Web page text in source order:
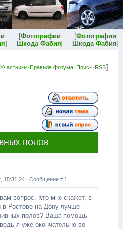
]
[Фотографии
Шкода Фабия]
[Фотографии
Шкода Фабия]
Участники·Правила форума·Поиск·RSS]
ПОЛОВ
15:31:24 | Сообщение # 1
вопрос. Кто мне скажет, в
в Ростове-на-Дону лучше
полов? Ваша помощь
я уже окончательно во